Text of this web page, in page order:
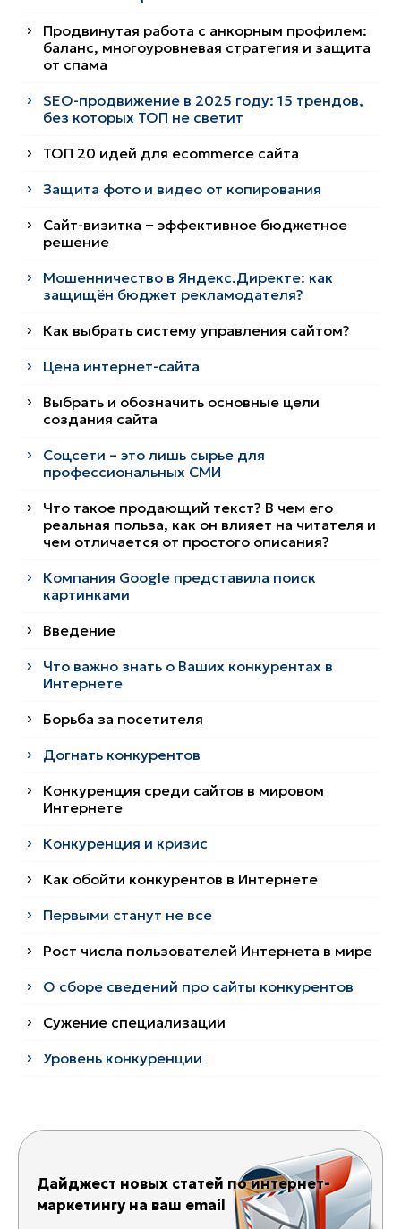
Продвинутая работа с анкорным профилем:
баланс, многоуровневая стратегия и защита
от спама
SEO-продвижение в 2025 году: 15 трендов,
без которых ТОП не светит
ТОП 20 идей для ecommerce сайта
Защита фото и видео от копирования
Сайт-визитка − эффективное бюджетное
решение
Мошенничество в Яндекс.Директе: как
защищён бюджет рекламодателя?
Как выбрать систему управления сайтом?
Цена интернет-сайта
Выбрать и обозначить основные цели
создания сайта
Соцсети – это лишь сырье для
профессиональных СМИ
Что такое продающий текст? В чем его
реальная польза, как он влияет на читателя и
чем отличается от простого описания?
Компания Google представила поиск
картинками
Введение
Что важно знать о Ваших конкурентах в
Интернете
Борьба за посетителя
Догнать конкурентов
Конкуренция среди сайтов в мировом
Интернете
Конкуренция и кризис
Как обойти конкурентов в Интернете
Первыми станут не все
Рост числа пользователей Интернета в мире
О сборе сведений про сайты конкурентов
Сужение специализации
Уровень конкуренции
Дайджест новых статей по интернет-
маркетингу на ваш email